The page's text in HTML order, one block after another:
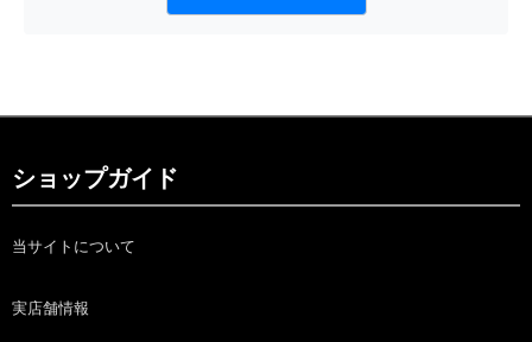
ショップガイド
当サイトについて
実店舗情報